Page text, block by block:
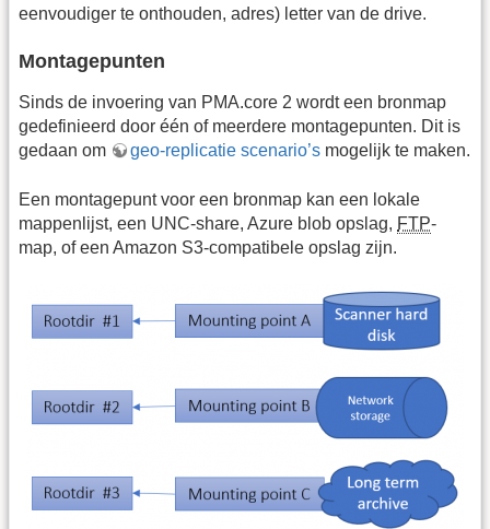
eenvoudiger te onthouden, adres) letter van de drive.
Montagepunten
Sinds de invoering van PMA.core 2 wordt een bronmap
gedefinieerd door één of meerdere montagepunten. Dit is
gedaan om
geo-replicatie scenario’s mogelijk te maken.
Een montagepunt voor een bronmap kan een lokale
mappenlijst, een UNC-share, Azure blob opslag, FTP-
map, of een Amazon S3-compatibele opslag zijn.